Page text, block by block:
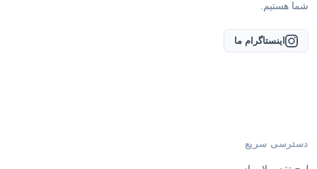
اینستاگرام ما